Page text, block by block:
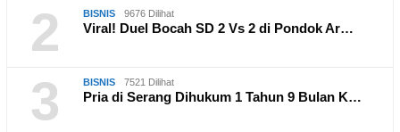
2 BISNIS 9676 Dilihat
Viral! Duel Bocah SD 2 Vs 2 di Pondok Ar…
3 BISNIS 7521 Dilihat
Pria di Serang Dihukum 1 Tahun 9 Bulan K…